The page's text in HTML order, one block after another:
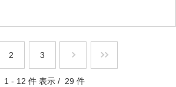
2 3
1 - 12 件 表示 / 29 件